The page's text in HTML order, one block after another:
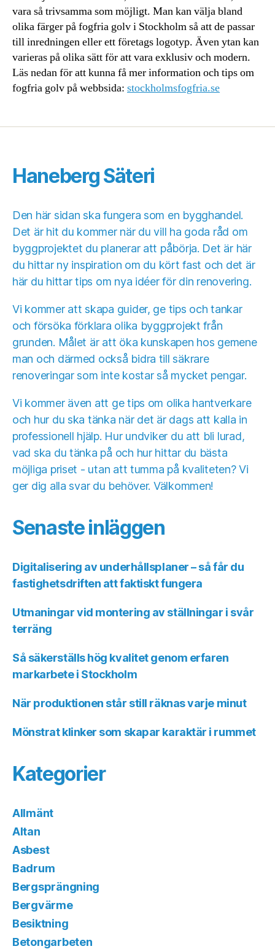
vara så trivsamma som möjligt. Man kan välja bland
olika färger på fogfria golv i Stockholm så att de passar
till inredningen eller ett företags logotyp. Även ytan kan
varieras på olika sätt för att vara exklusiv och modern.
Läs nedan för att kunna få mer information och tips om
fogfria golv på webbsida: stockholmsfogfria.se
Haneberg Säteri
Den här sidan ska fungera som en bygghandel.
Det är hit du kommer när du vill ha goda råd om
byggprojektet du planerar att påbörja. Det är här
du hittar ny inspiration om du kört fast och det är
här du hittar tips om nya idéer för din renovering.
Vi kommer att skapa guider, ge tips och tankar
och försöka förklara olika byggprojekt från
grunden. Målet är att öka kunskapen hos gemene
man och därmed också bidra till säkrare
renoveringar som inte kostar så mycket pengar.
Vi kommer även att ge tips om olika hantverkare
och hur du ska tänka när det är dags att kalla in
professionell hjälp. Hur undviker du att bli lurad,
vad ska du tänka på och hur hittar du bästa
möjliga priset - utan att tumma på kvaliteten? Vi
ger dig alla svar du behöver. Välkommen!
Senaste inläggen
Digitalisering av underhållsplaner – så får du
fastighetsdriften att faktiskt fungera
Utmaningar vid montering av ställningar i svår
terräng
Så säkerställs hög kvalitet genom erfaren
markarbete i Stockholm
När produktionen står still räknas varje minut
Mönstrat klinker som skapar karaktär i rummet
Kategorier
Allmänt
Altan
Asbest
Badrum
Bergsprängning
Bergvärme
Besiktning
Betongarbeten